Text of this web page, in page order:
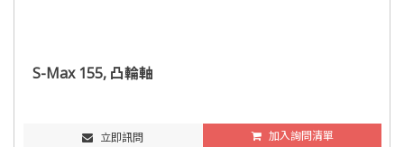
S-Max 155, 凸輪軸
立即訊問 加入詢問清單